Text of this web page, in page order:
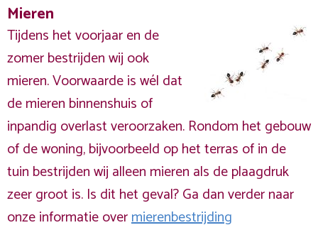
Mieren
Tijdens het voorjaar en de
zomer bestrijden wij ook
mieren. Voorwaarde is wél dat
de mieren binnenshuis of
inpandig overlast veroorzaken. Rondom het gebouw
of de woning, bijvoorbeeld op het terras of in de
tuin bestrijden wij alleen mieren als de plaagdruk
zeer groot is. Is dit het geval? Ga dan verder naar
onze informatie overmierenbestrijding